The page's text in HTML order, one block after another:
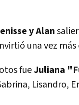
y Alan
una vez
fueJuliana
Lisandro,